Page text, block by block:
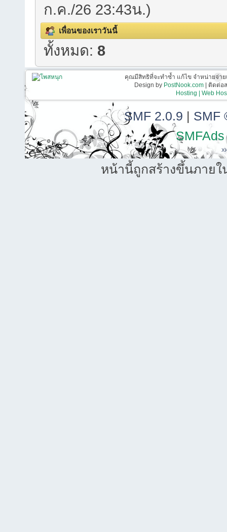
ก.ค./26 23:43น.)
เพื่อนของเราวันนี้
ทั้งหมด: 8
คุณมีสิทธิที่จะทำซ้ำ แก้ไข จำหน่ายจ่า
Design by PostNook.com| ติดต่อส
Hosting | Web
SMF 2.0.9 | SMF
SMFAds
หน้านี้ถูกสร้างขึ้นภายใ